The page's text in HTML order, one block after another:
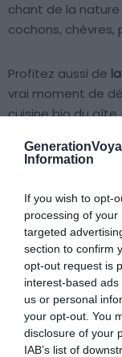
Information
If you wish to opt-
processing of
targeted
section to confirm
opt-out request is
interest-based
us or personal
your opt-out. You
disclosure of your
IAB’s list of
chant de la
cochons,
Profitez aussi de
vrai moment de
cuisine bio du gîte
y prendre un
déjeuner.
La ferme
Auberge
randonnées